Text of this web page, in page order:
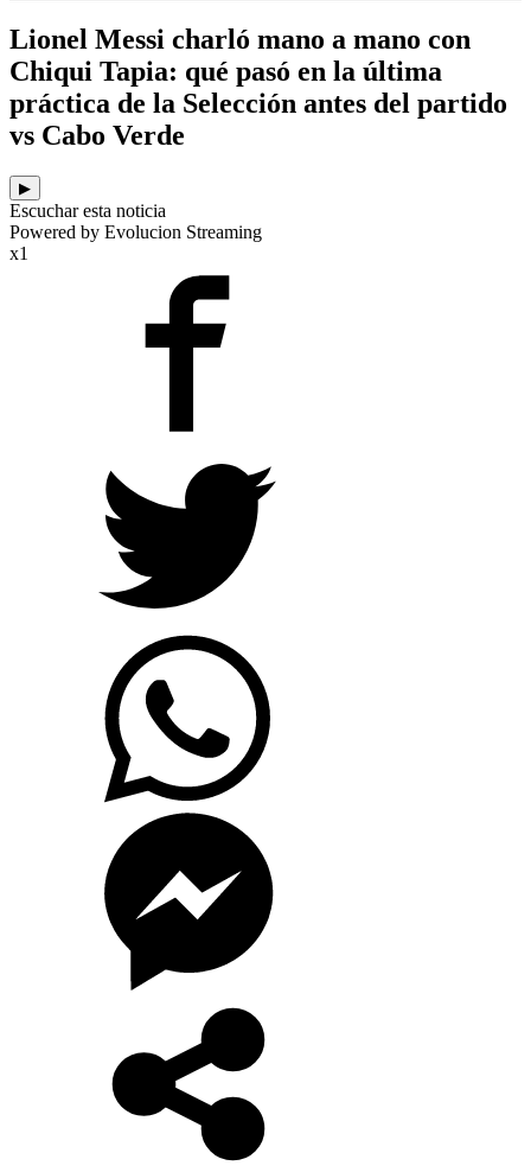
Lionel Messi charló mano a mano con
Chiqui Tapia: qué pasó en la última
práctica de la Selección antes del partido
vs Cabo Verde
▶
Escuchar esta noticia
Powered by Evolucion Streaming
x1